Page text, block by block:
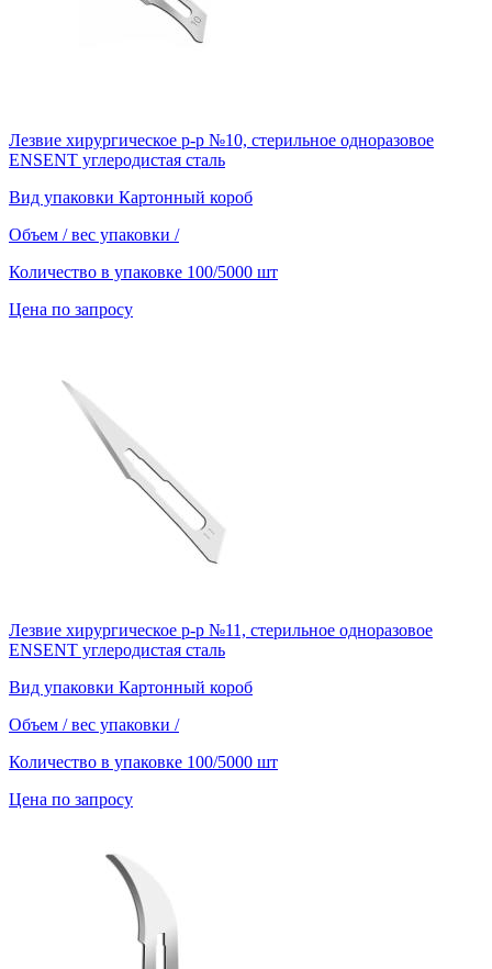
Лезвие хирургическое р-р №10, стерильное одноразовое
ENSENT углеродистая сталь
Вид упаковки Картонный короб
Объем / вес упаковки /
Количество в упаковке 100/5000 шт
Цена по запросу
Лезвие хирургическое р-р №11, стерильное одноразовое
ENSENT углеродистая сталь
Вид упаковки Картонный короб
Объем / вес упаковки /
Количество в упаковке 100/5000 шт
Цена по запросу